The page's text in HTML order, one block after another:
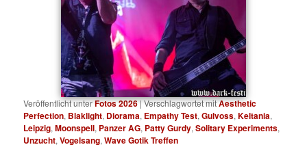
Veröffentlicht unterFotos 2026|Verschlagwortet mitAesthetic
Perfection, Blaklight, Diorama, Empathy Test,Gulvoss,Keltania,
Leipzig,Moonspell, Panzer AG, Patty Gurdy,Solitary Experiments,
Unzucht,Vogelsang,Wave Gotik Treffen